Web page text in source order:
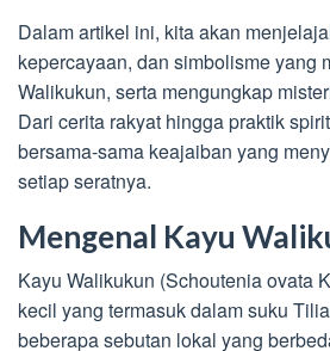
Dalam artikel ini, kita akan
kepercayaan, dan simbolisme yang
Walikukun, serta mengungkap
Dari cerita rakyat hingga praktik
bersama-sama keajaiban yang
setiap seratnya.
Mengenal Kayu
Kayu Walikukun (Schoutenia ovata
kecil yang termasuk dalam suku
beberapa sebutan lokal yang